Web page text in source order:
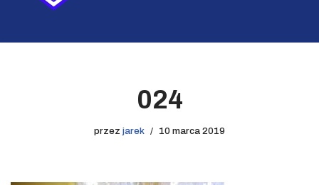
024
przez jarek 10 marca 2019